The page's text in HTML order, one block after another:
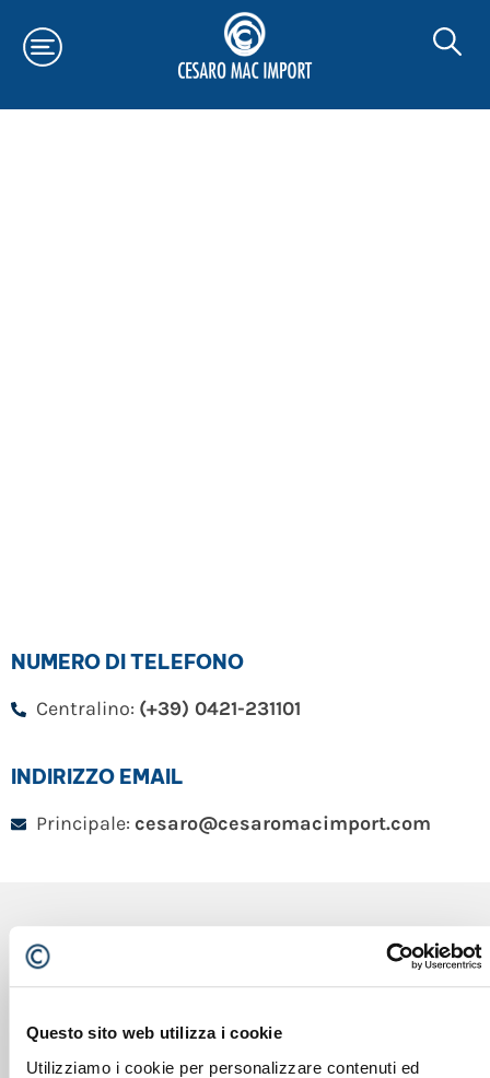
Questo sito web utilizza i cookie
Utilizziamo i cookie per personalizzare contenuti ed
NUMERO DI TELEFONO
Centralino: (+39) 0421-231101
INDIRIZZO EMAIL
Principale: cesaro@cesaromacimport.com
CONTATTACI
Cerchi informazioni sui nostri macchinari o
riceverai una risposta il prima possibile.